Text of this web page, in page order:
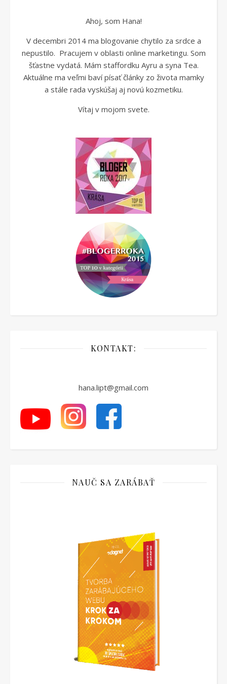
Ahoj, som Hana!
V decembri 2014 ma blogovanie chytilo za srdce a
nepustilo. Pracujem v oblasti online marketingu. Som
šťastne vydatá. Mám staffordku Ayru a syna Tea.
Aktuálne ma veľmi baví písať články zo života mamky
a stále rada vyskúšaj aj novú kozmetiku.
Vítaj v mojom svete.
KONTAKT:
hana.lipt@gmail.com
NAUČ SA ZARÁBAŤ